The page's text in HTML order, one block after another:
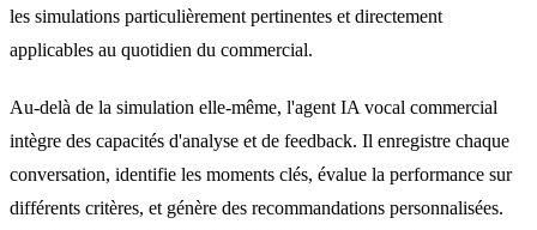
les simulations particulièrement pertinentes et directement
applicables au quotidien du commercial.
Au-delà de la simulation elle-même, l'agent IA vocal commercial
intègre des capacités d'analyse et de feedback. Il enregistre chaque
conversation, identifie les moments clés, évalue la performance sur
différents critères, et génère des recommandations personnalisées.